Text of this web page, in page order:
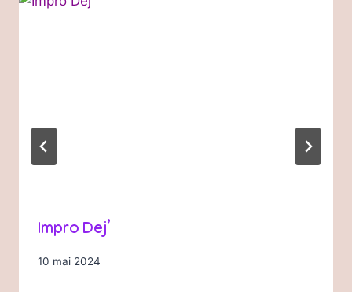
Impro Dej’
10 mai 2024